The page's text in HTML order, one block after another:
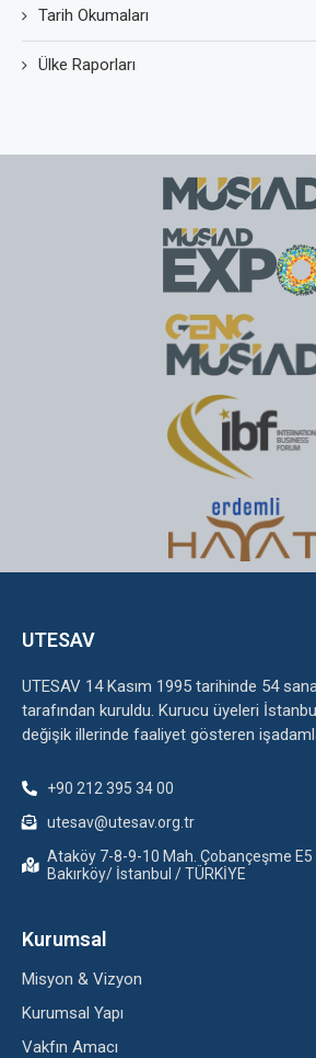
Tarih Okumaları
Ülke Raporları
UTESAV
UTESAV 14 Kasım 1995 tarihinde 54
tarafından kuruldu. Kurucu üyeleri
değişik illerinde faaliyet gösteren
+90 212 395 34 00
utesav@utesav.org.tr
Ataköy 7-8-9-10 Mah. Çobançeşme E5
Bakırköy/ İstanbul / TÜRKİYE
Kurumsal
Misyon & Vizyon
Kurumsal Yapı
Vakfın Amacı